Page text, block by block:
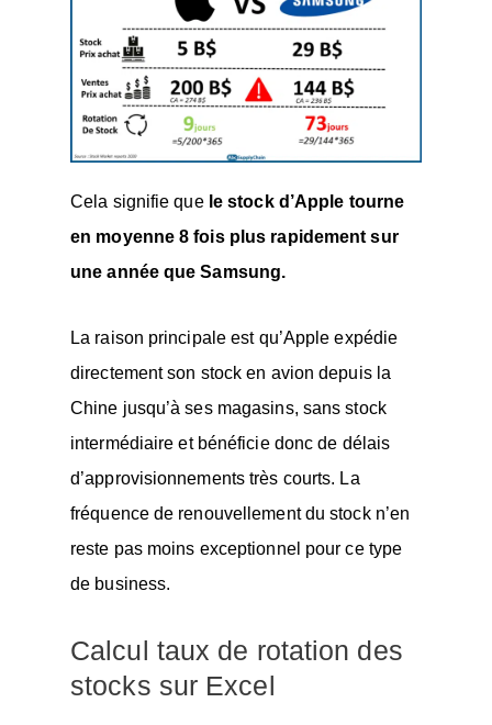
Cela signifie que le stock d’Apple tourne
en moyenne 8 fois plus rapidement sur
une année que Samsung.
La raison principale est qu’Apple expédie
directement son stock en avion depuis la
Chine jusqu’à ses magasins, sans stock
intermédiaire et bénéficie donc de délais
d’approvisionnements très courts. La
fréquence de renouvellement du stock n’en
reste pas moins exceptionnel pour ce type
de business.
Calcul taux de rotation des
stocks sur Excel